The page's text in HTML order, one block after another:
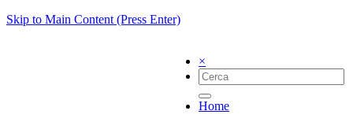
Skip to Main Content (Press Enter)
×
Home